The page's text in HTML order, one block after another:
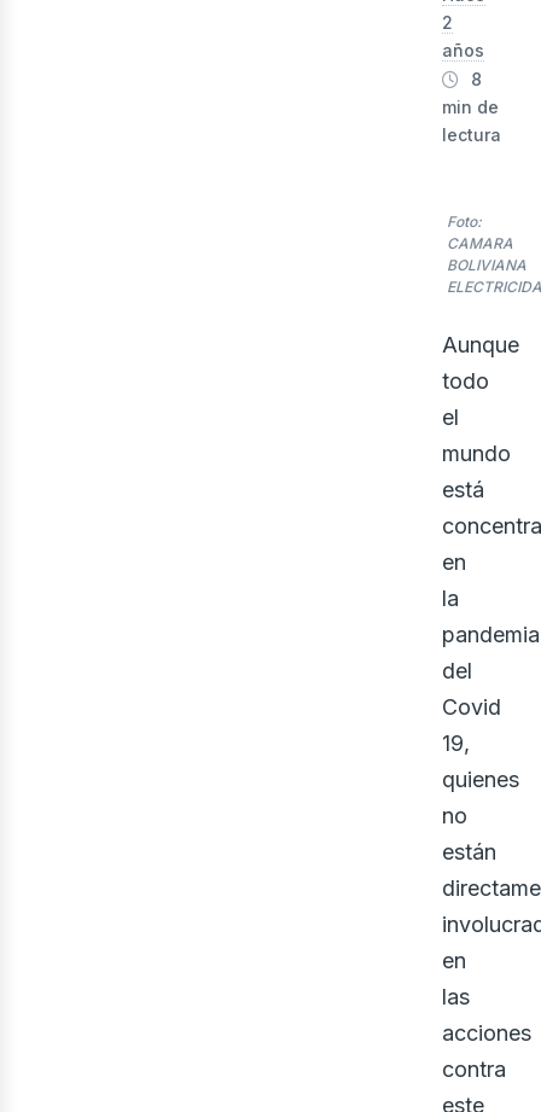
2
años
8
min de
lectura
Foto:
CAMARA
BOLIVIANA
Aunque
todo
el
mundo
está
en
la
pandemia
del
Covid
19,
quienes
no
están
en
las
acciones
contra
este